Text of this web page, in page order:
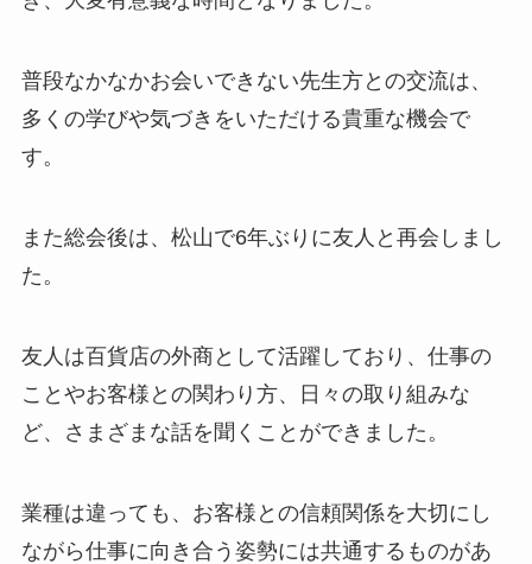
普段なかなかお会いできない先生方との交流は、
多くの学びや気づきをいただける貴重な機会で
す。
また総会後は、松山で6年ぶりに友人と再会しまし
た。
友人は百貨店の外商として活躍しており、仕事の
ことやお客様との関わり方、日々の取り組みな
ど、さまざまな話を聞くことができました。
業種は違っても、お客様との信頼関係を大切にし
ながら仕事に向き合う姿勢には共通するものがあ